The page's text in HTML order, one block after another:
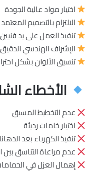
اختيار مواد عالية الجودة
الالتزام بالتصميم المعتمد
تنفيذ العمل على يد
الإشراف الهندسي الدقيق
تنسيق الألوان بشكل
الأخطاء
عدم التخطيط المسبق
اختيار خامات رديئة
تنفيذ الكهرباء بعد
عدم مراعاة التناسق بين
إهمال العزل في